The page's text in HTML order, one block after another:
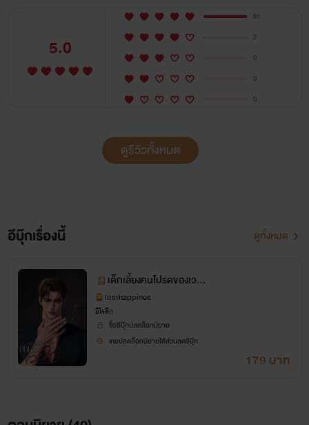
5.0
91
2
0
0
0
ดูรีวิวทั้งหมด
อีบุ๊กเรื่องนี้ ดูทั้งหมด
เด็กเลี้ยงคนโปรดของเวคิน
(VEKIN)
losthappines
อีโรติก
ซื้ออีบุ๊กปลดล็อกนิยาย
เคยปลดล็อกนิยายได้ส่วนลดอีบุ๊ก
179 บาท